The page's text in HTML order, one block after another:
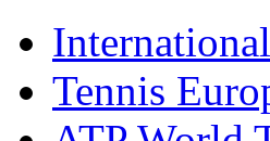
Tennis